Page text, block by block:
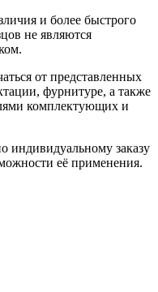
и более быстрого
не являются
от представленных
фурнитуре, а также
комплектующих и
индивидуальному заказу
её применения.